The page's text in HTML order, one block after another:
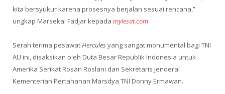
kita bersyukur karena prosesnya berjalan sesuai rencana,”
ungkap Marsekal Fadjar kepada mylesat.com.
Serah terima pesawatHercules yang sangat monumental bagi TNI
AU ini, disaksikan oleh Duta Besar Republik Indonesia untuk
Amerika Serikat Rosan Roslani dan Sekretaris Jenderal
Kementerian Pertahanan Marsdya TNI Donny Ermawan.